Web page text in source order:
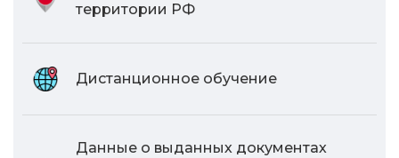
территории РФ
Дистанционное обучение
Данные о выданных документах